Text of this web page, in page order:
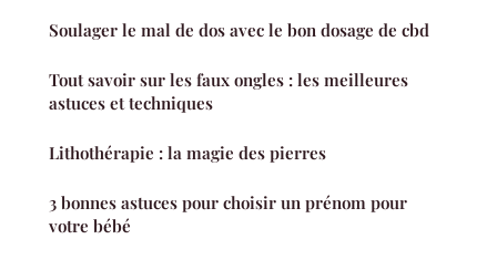
Soulager le mal de dos avec le bon dosage de cbd
Tout savoir sur les faux ongles : les meilleures
astuces et techniques
Lithothérapie : la magie des pierres
3 bonnes astuces pour choisir un prénom pour
votre bébé